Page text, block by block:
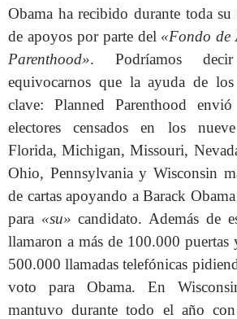
Obama ha recibido durante toda
de apoyos por parte del «Fondo de
Parenthood». Podríamos
equivocarnos que la ayuda de
clave: Planned Parenthood
electores censados en los
Florida, Michigan, Missouri,
Ohio, Pennsylvania y Wisconsin
de cartas apoyando a Barack
para «su» candidato. Además de
llamaron a más de 100.000 puertas
500.000 llamadas telefónicas
voto para Obama. En
mantuvo durante todo el año